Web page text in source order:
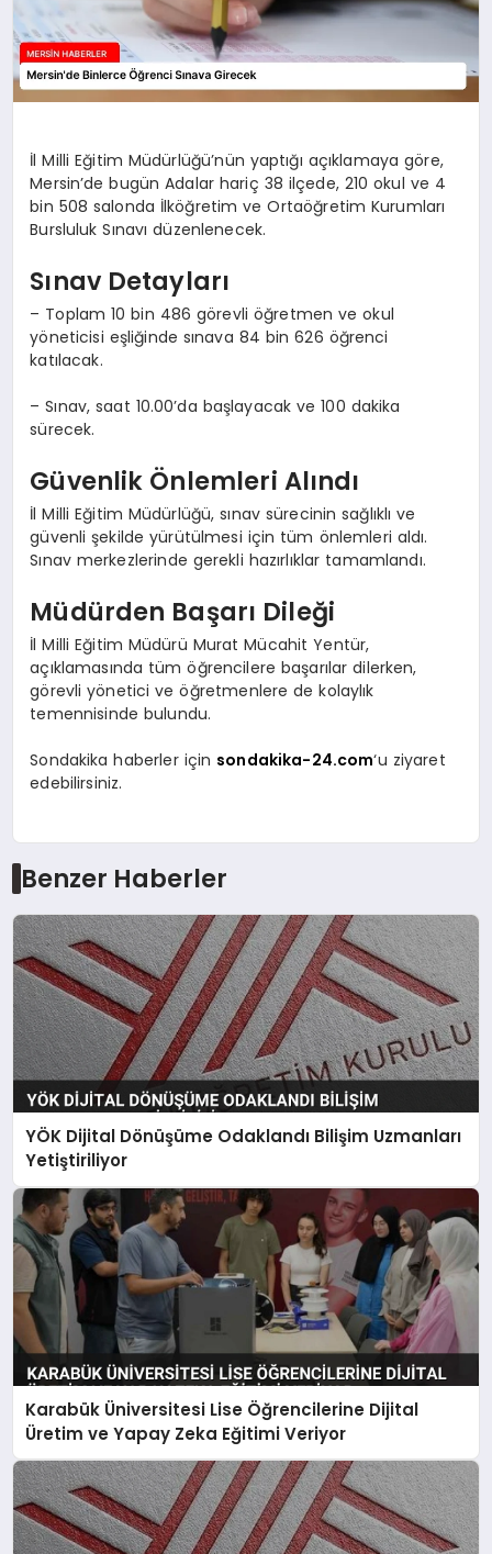
İl Milli Eğitim Müdürlüğü’nün yaptığı açıklamaya göre,
Mersin’de bugün Adalar hariç 38 ilçede, 210 okul ve 4
bin 508 salonda İlköğretim ve Ortaöğretim Kurumları
Bursluluk Sınavı düzenlenecek.
Sınav Detayları
– Toplam 10 bin 486 görevli öğretmen ve okul
yöneticisi eşliğinde sınava 84 bin 626 öğrenci
katılacak.
– Sınav, saat 10.00’da başlayacak ve 100 dakika
sürecek.
Güvenlik Önlemleri Alındı
İl Milli Eğitim Müdürlüğü, sınav sürecinin sağlıklı ve
güvenli şekilde yürütülmesi için tüm önlemleri aldı.
Sınav merkezlerinde gerekli hazırlıklar tamamlandı.
Müdürden Başarı Dileği
İl Milli Eğitim Müdürü Murat Mücahit Yentür,
açıklamasında tüm öğrencilere başarılar dilerken,
görevli yönetici ve öğretmenlere de kolaylık
temennisinde bulundu.
Sondakika haberler için sondakika-24.com‘u ziyaret
edebilirsiniz.
Benzer Haberler
YÖK Dijital Dönüşüme Odaklandı Bilişim Uzmanları
Yetiştiriliyor
Karabük Üniversitesi Lise Öğrencilerine Dijital
Üretim ve Yapay Zeka Eğitimi Veriyor